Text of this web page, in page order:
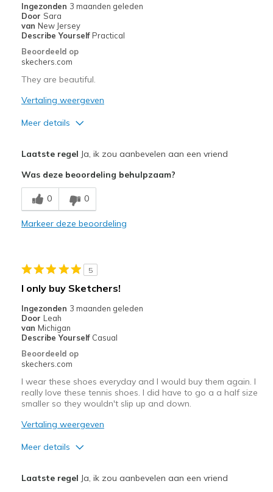
Ingezonden 3 maanden geleden
Door Sara
van New Jersey
Describe Yourself Practical
Beoordeeld op
skechers.com
They are beautiful.
Vertaling weergeven
Meer details
Beste toepassingen
Casual Wear
View On Shoes
Shoes are for Wearing
Laatste regel Ja, ik zou aanbevelen aan een vriend
Was deze beoordeling behulpzaam?
0 0
Markeer deze beoordeling
5
I only buy Sketchers!
Ingezonden 3 maanden geleden
Door Leah
van Michigan
Describe Yourself Casual
Beoordeeld op
skechers.com
I wear these shoes everyday and I would buy them again. I
really love these tennis shoes. I did have to go a a half size
smaller so they wouldn't slip up and down.
Vertaling weergeven
Meer details
Laatste regel Ja, ik zou aanbevelen aan een vriend